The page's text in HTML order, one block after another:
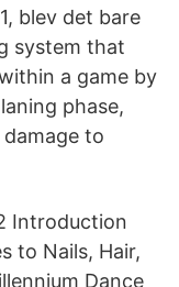
blev det bare
system that
a game by
phase,
to
Introduction
to Nails, Hair,
Dance